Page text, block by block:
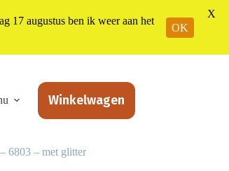
Winkelwagen
6803 – met glitter
17 augustus ben ik weer aan het
OK
X